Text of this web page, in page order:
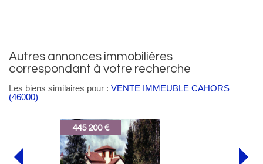
autres annonces immobilières
correspondant à votre recherche
Les biens similaires pour : VENTE IMMEUBLE CAHORS
(46000)
397 500 €